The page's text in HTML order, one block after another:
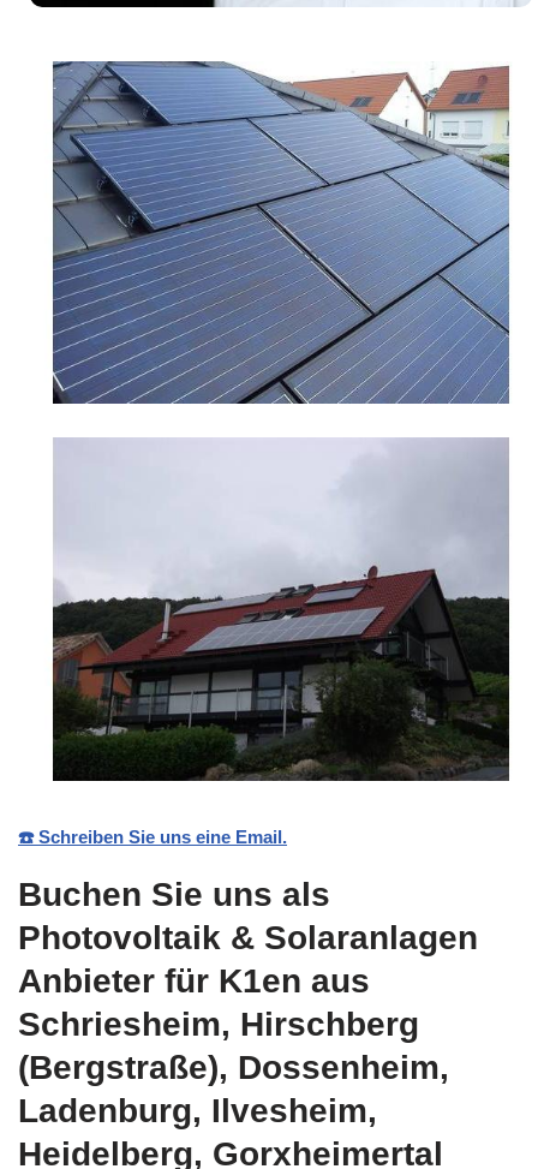
☎️ Schreiben Sie uns eine Email.
Buchen Sie uns als
Photovoltaik & Solaranlagen
Anbieter für K1en aus
Schriesheim, Hirschberg
(Bergstraße), Dossenheim,
Ladenburg, Ilvesheim,
Heidelberg, Gorxheimertal